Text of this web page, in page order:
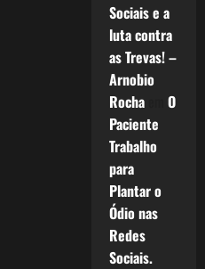
Sociais e a
luta contra
as Trevas! –
Arnobio
Rochaem O
Paciente
Trabalho
para
Plantar o
Ódio nas
Redes
Sociais.